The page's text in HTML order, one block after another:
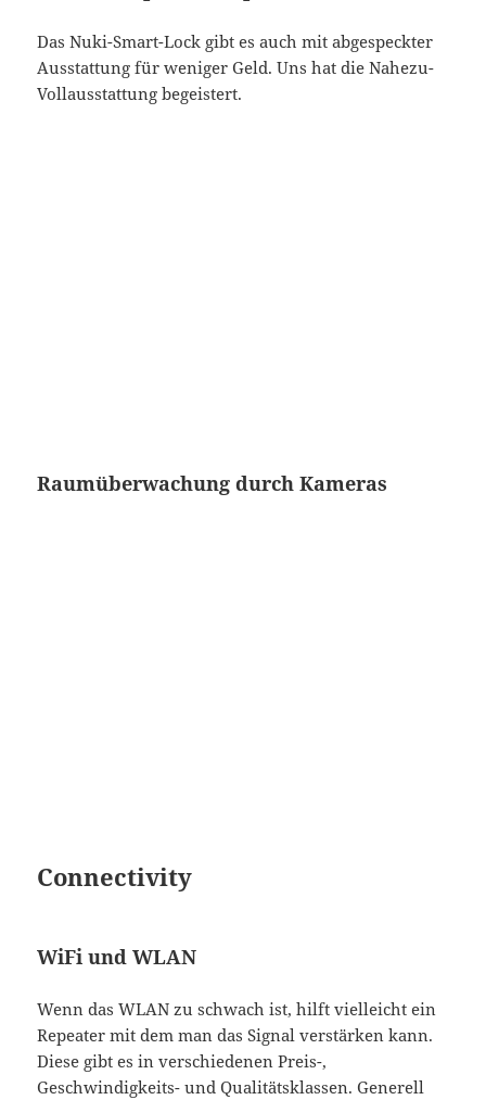
Das Nuki-Smart-Lock gibt es auch mit abgespeckter
Ausstattung für weniger Geld. Uns hat die Nahezu-
Vollausstattung begeistert.
Raumüberwachung durch Kameras
Connectivity
WiFi und WLAN
Wenn das WLAN zu schwach ist, hilft vielleicht ein
Repeater mit dem man das Signal verstärken kann.
Diese gibt es in verschiedenen Preis-,
Geschwindigkeits- und Qualitätsklassen. Generell